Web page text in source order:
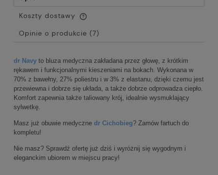
Koszty dostawy
Cena nie zawiera ewentualnych kosztów płatności
Opinie o produkcie (7)
dr Navy to bluza medyczna zakładana przez głowę, z krótkim
rękawem i funkcjonalnymi kieszeniami na bokach. Wykonana w
70% z bawełny, 27% poliestru i w 3% z elastanu, dzięki czemu jest
przewiewna i dobrze się układa, a także dobrze odprowadza ciepło.
Komfort zapewnia także taliowany krój, idealnie wysmuklający
sylwetkę.
Masz już obuwie medyczne dr Cichobieg? Zamów fartuch do
kompletu!
Nie masz? Sprawdź ofertę już dziś i wyróżnij się wygodnym i
eleganckim ubiorem w miejscu pracy!